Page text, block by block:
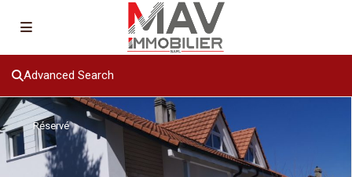
Advanced Search
Réservé